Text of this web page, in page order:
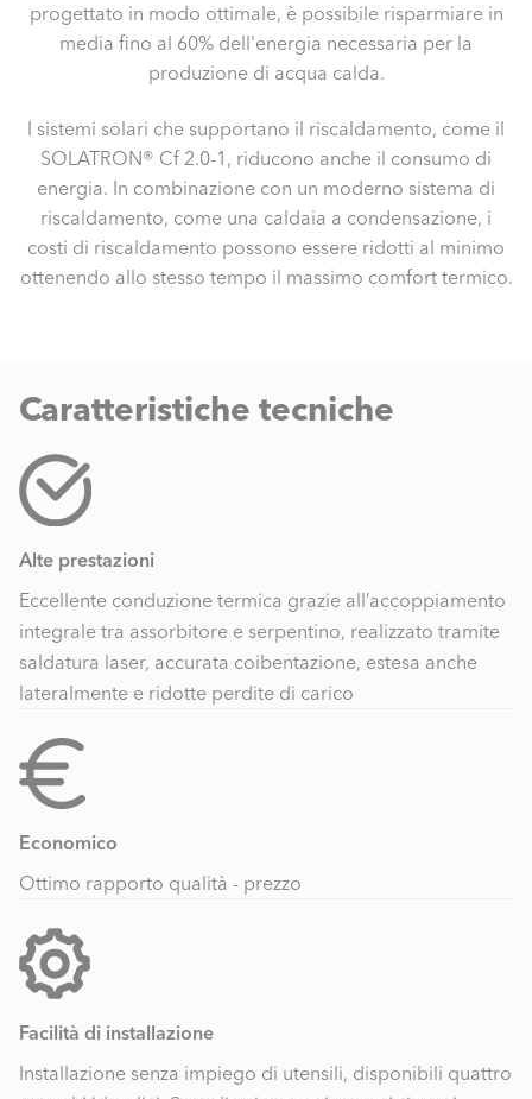
progettato in modo ottimale, è possibile risparmiare in
media fino al 60% dell'energia necessaria per la
produzione di acqua calda.
I sistemi solari che supportano il riscaldamento, come il
SOLATRON® Cf 2.0-1, riducono anche il consumo di
energia. In combinazione con un moderno sistema di
riscaldamento, come una caldaia a condensazione, i
costi di riscaldamento possono essere ridotti al minimo
ottenendo allo stesso tempo il massimo comfort termico.
Caratteristiche tecniche
Alte prestazioni
Eccellente conduzione termica grazie all’accoppiamento
integrale tra assorbitore e serpentino, realizzato tramite
saldatura laser, accurata coibentazione, estesa anche
lateralmente e ridotte perdite di carico
Economico
Ottimo rapporto qualità - prezzo
Facilità di installazione
Installazione senza impiego di utensili, disponibili quattro